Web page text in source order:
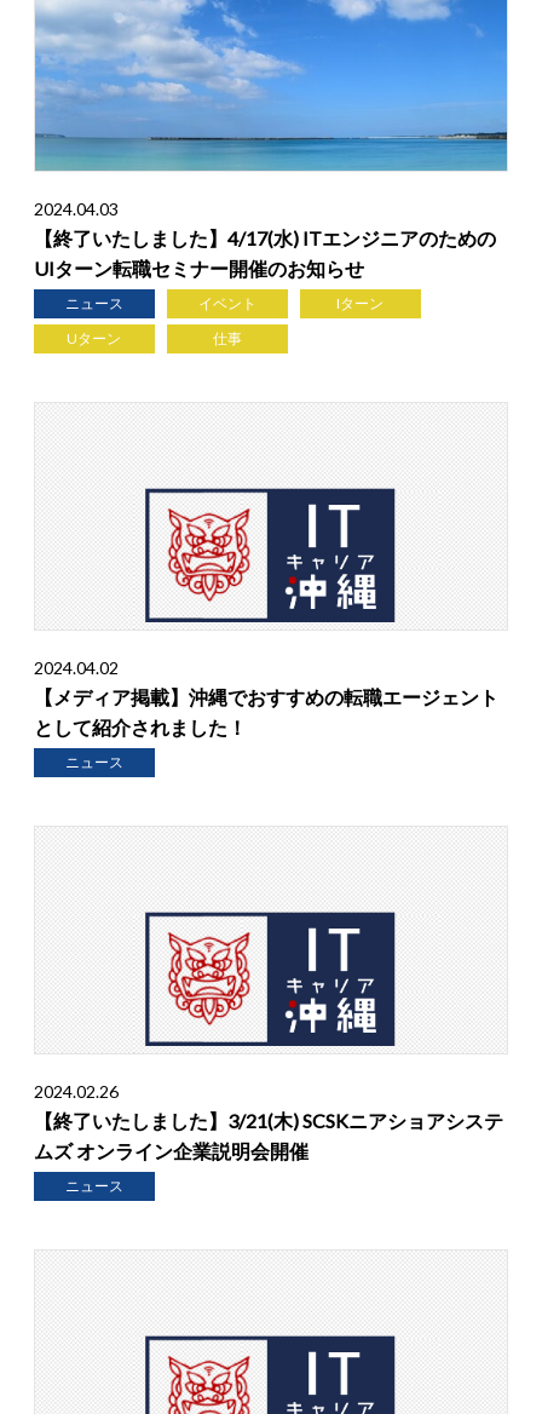
2024.04.03
【終了いたしました】4/17(水) ITエンジニアのための
UIターン転職セミナー開催のお知らせ
ニュース イベント
Iターン
Uターン
仕事
2024.04.02
【メディア掲載】沖縄でおすすめの転職エージェント
として紹介されました！
ニュース
2024.02.26
【終了いたしました】3/21(木) SCSKニアショアシステ
ムズ オンライン企業説明会開催
ニュース